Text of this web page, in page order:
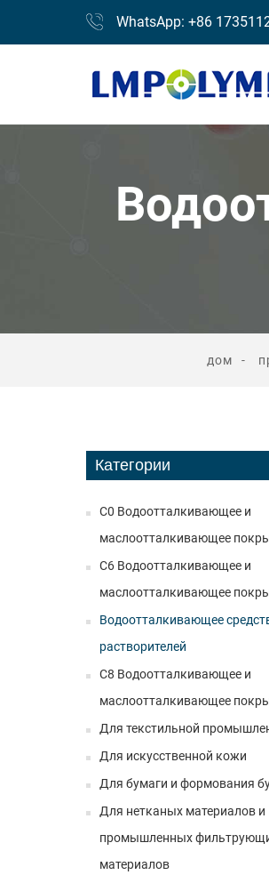
WhatsApp: +86
дом
Категории
C0 Водоотталкивающее и
маслоотталкивающее
C6 Водоотталкивающее и
маслоотталкивающее
Водоотталкивающее
растворителей
C8 Водоотталкивающее и
маслоотталкивающее
Для текстильной
Для искусственной кожи
Для бумаги и формования
Для нетканых материалов и
промышленных
материалов